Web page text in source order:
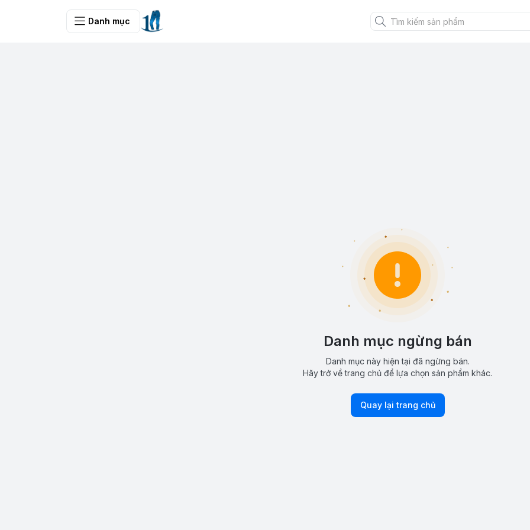
Danh mục
Danh mục ngừng bán
Danh mục này hiện tại đã ngừng bán.
Hãy trở về trang chủ để lựa chọn sản phẩm khác.
Quay lại trang chủ